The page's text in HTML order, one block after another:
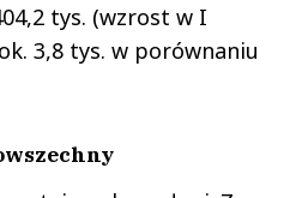
tys. (wzrost w I
3,8 tys. w porównaniu